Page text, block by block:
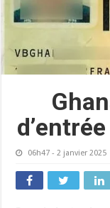
06h47 - 2 janvier 2025